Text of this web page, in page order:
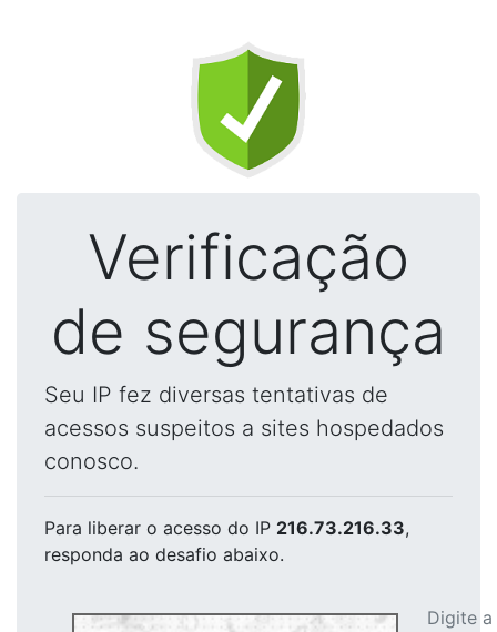
Verificação
de segurança
Seu IP fez diversas tentativas de
acessos suspeitos a sites hospedados
conosco.
Para liberar o acesso do IP 216.73.216.33,
responda ao desafio abaixo.
Digite